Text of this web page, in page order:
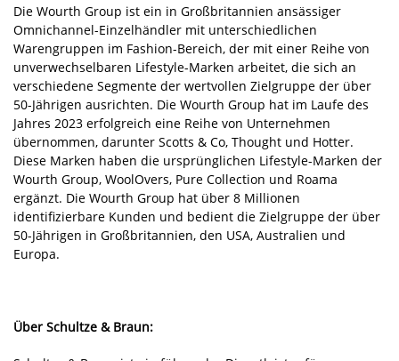
Die Wourth Group ist ein in Großbritannien ansässiger
Omnichannel-Einzelhändler mit unterschiedlichen
Warengruppen im Fashion-Bereich, der mit einer Reihe von
unverwechselbaren Lifestyle-Marken arbeitet, die sich an
verschiedene Segmente der wertvollen Zielgruppe der über
50-Jährigen ausrichten. Die Wourth Group hat im Laufe des
Jahres 2023 erfolgreich eine Reihe von Unternehmen
übernommen, darunter Scotts & Co, Thought und Hotter.
Diese Marken haben die ursprünglichen Lifestyle-Marken der
Wourth Group, WoolOvers, Pure Collection und Roama
ergänzt. Die Wourth Group hat über 8 Millionen
identifizierbare Kunden und bedient die Zielgruppe der über
50-Jährigen in Großbritannien, den USA, Australien und
Europa.
Über Schultze & Braun: